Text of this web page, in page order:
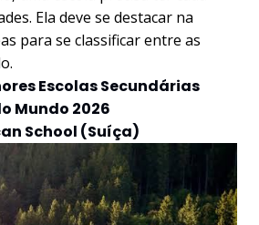
Ela deve se destacar na
para se classificar entre as
Escolas Secundárias
Mundo 2026
School (Suíça)